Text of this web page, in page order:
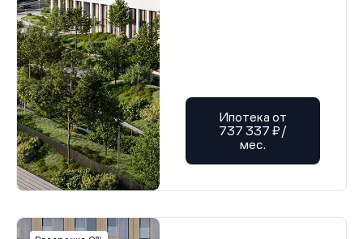
Ипотека от
737 337 ₽/
мес.